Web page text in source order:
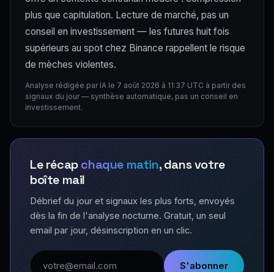
plus que capitulation. Lecture de marché, pas un
conseil en investissement — les futures huit fois
supérieurs au spot chez Binance rappellent le risque
de mèches violentes.
Analyse rédigée par IA le 7 août 2026 à 11:37 UTC à partir des
signaux du jour — synthèse automatique, pas un conseil en
investissement.
Le récapchaque matin, dans votre
boîte mail
Débrief du jour et signaux les plus forts, envoyés
dès la fin de l'analyse nocturne. Gratuit, un seul
email par jour, désinscription en un clic.
Adresse email
S'abonner